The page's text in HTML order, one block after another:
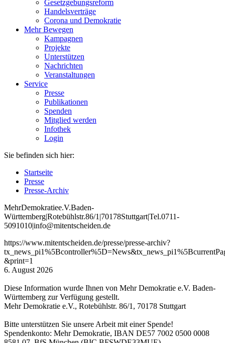
Gesetzgebungsreform
Handelsverträge
Corona und Demokratie
Mehr Bewegen
Kampagnen
Projekte
Unterstützen
Nachrichten
Veranstaltungen
Service
Presse
Publikationen
Spenden
Mitglied werden
Infothek
Login
Sie befinden sich hier:
Startseite
Presse
Presse-Archiv
MehrDemokratiee.V.Baden-
Württemberg|Rotebühlstr.86/1 |70178Stuttgart|Tel.0711-
5091010|info@mitentscheiden.de
https://www.mitentscheiden.de/presse/presse-archiv?
&print=1
6. August 2026
Diese Information wurde Ihnen von Mehr Demokratie e.V. Baden-
Württemberg zur Verfügung gestellt.
Mehr Demokratie e.V., Rotebühlstr. 86/1, 70178 Stuttgart
Bitte unterstützen Sie unsere Arbeit mit einer Spende!
Spendenkonto: Mehr Demokratie, IBAN DE57 7002 0500 0008